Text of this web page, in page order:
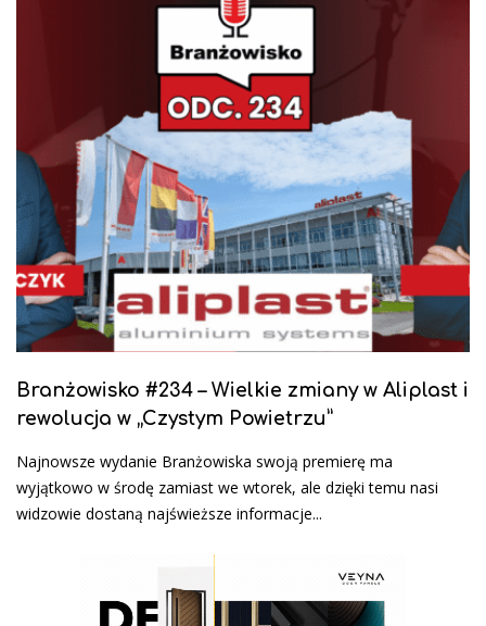
Branżowisko #234 – Wielkie zmiany w Aliplast i
rewolucja w „Czystym Powietrzu”
Najnowsze wydanie Branżowiska swoją premierę ma
wyjątkowo w środę zamiast we wtorek, ale dzięki temu nasi
widzowie dostaną najświeższe informacje...